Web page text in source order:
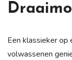
Een klassieker op
volwassenen